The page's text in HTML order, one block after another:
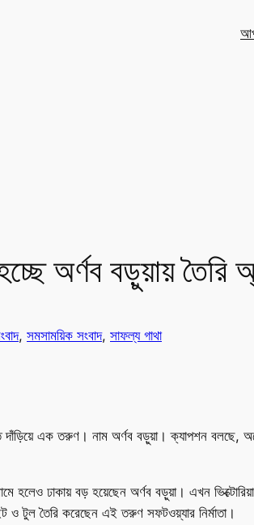
অর্ণব বড়ুয়ায় তৈরি
, সমসাময়িক সংবাদ, সাফল্য গাথা
দাঁড়িয়ে এক তরুণ। নাম অর্ণব বড়ুয়া। ক্যাপশন বলছে,
হলেও ঢাকায় বড় হয়েছেন অর্ণব বড়ুয়া। এখন
ও টুল তৈরি করেছেন এই তরুণ সফটওয়্যার নির্মাতা।